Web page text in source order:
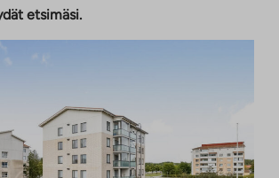
etsimäsi.